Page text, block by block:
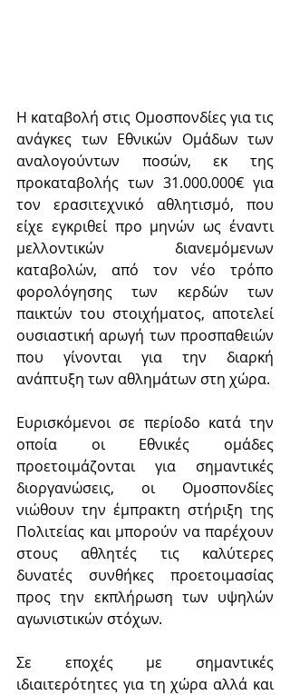
Η καταβολή στις Ομοσπονδίες για τις
ανάγκες των Εθνικών Ομάδων των
αναλογούντων ποσών, εκ της
προκαταβολής των 31.000.000€ για
τον ερασιτεχνικό αθλητισμό, που
είχε εγκριθεί προ μηνών ως έναντι
μελλοντικών διανεμόμενων
καταβολών, από τον νέο τρόπο
φορολόγησης των κερδών των
παικτών του στοιχήματος, αποτελεί
ουσιαστική αρωγή των προσπαθειών
που γίνονται για την διαρκή
ανάπτυξη των αθλημάτων στη χώρα.
Ευρισκόμενοι σε περίοδο κατά την
οποία οι Εθνικές ομάδες
προετοιμάζονται για σημαντικές
διοργανώσεις, οι Ομοσπονδίες
νιώθουν την έμπρακτη στήριξη της
Πολιτείας και μπορούν να παρέχουν
στους αθλητές τις καλύτερες
δυνατές συνθήκες προετοιμασίας
προς την εκπλήρωση των υψηλών
αγωνιστικών στόχων.
Σε εποχές με σημαντικές
ιδιαιτερότητες για τη χώρα αλλά και